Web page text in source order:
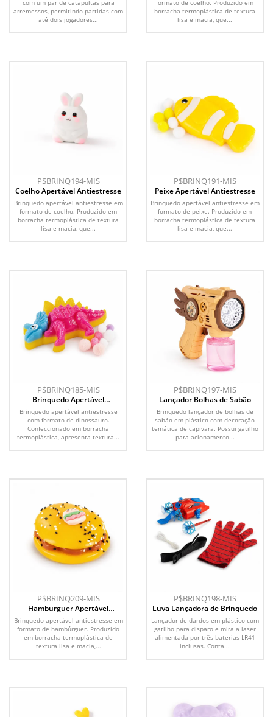
com um par de catapultas para
arremessos, permitindo partidas com
até dois jogadores...
formato de coelho. Produzido em
borracha termoplástica de textura
lisa e macia, que...
P$BRINQ194-MIS
Coelho Apertável Antiestresse
Brinquedo apertável antiestresse em
formato de coelho. Produzido em
borracha termoplástica de textura
lisa e macia, que...
P$BRINQ191-MIS
Peixe Apertável Antiestresse
Brinquedo apertável antiestresse em
formato de peixe. Produzido em
borracha termoplástica de textura
lisa e macia, que...
P$BRINQ185-MIS
Brinquedo Apertável
Antiestresse
Brinquedo apertável antiestresse
com formato de dinossauro.
Confeccionado em borracha
termoplástica, apresenta textura...
P$BRINQ197-MIS
Lançador Bolhas de Sabão
Brinquedo lançador de bolhas de
sabão em plástico com decoração
temática de capivara. Possui gatilho
para acionamento...
P$BRINQ209-MIS
Hamburguer Apertável
Antiestresse
Brinquedo apertável antiestresse em
formato de hambúrguer. Produzido
em borracha termoplástica de
textura lisa e macia,...
P$BRINQ198-MIS
Luva Lançadora de Brinquedo
Lançador de dardos em plástico com
gatilho para disparo e mira a laser
alimentada por três baterias LR41
inclusas. Conta...